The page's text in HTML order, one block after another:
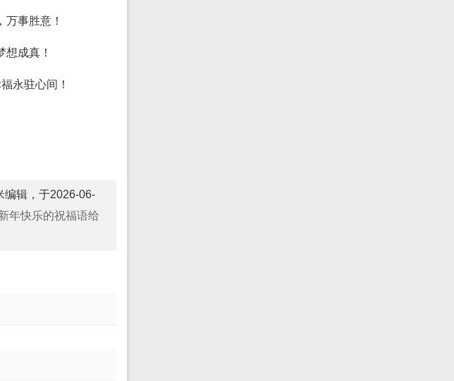
事胜意！
成真！
永驻心间！
编辑，于2026-06-
年快乐的祝福语给